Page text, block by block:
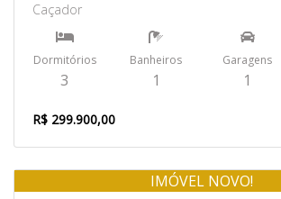
Caçador
Dormitórios
3
Banheiros
1
Garagens
1
R$ 299.900,00
IMÓVEL NOVO!